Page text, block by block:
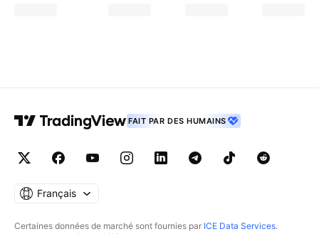
FAIT PAR DES HUMAINS
Français
Certaines données de marché sont fournies par ICE Data Services.